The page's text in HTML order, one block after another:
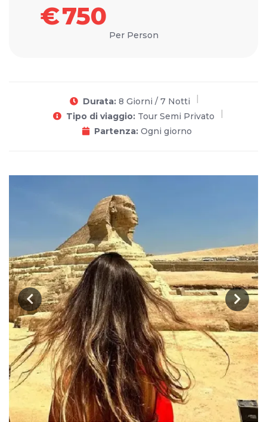
€750
Per Person
Durata: 8 Giorni / 7 Notti
Tipo di viaggio: Tour Semi Privato
Partenza: Ogni giorno